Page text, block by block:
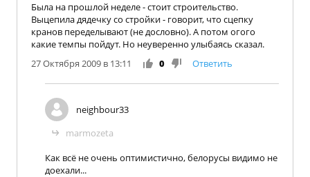
Была на прошлой неделе - стоит строительство.
Выцепила дядечку со стройки - говорит, что сцепку
кранов переделывают (не дословно). А потом огого
какие темпы пойдут. Но неуверенно улыбаясь сказал.
27 Октября 2009 в 13:11
0 Ответить
neighbour33
marmozeta
Как всё не очень оптимистично, белорусы видимо не
доехали...